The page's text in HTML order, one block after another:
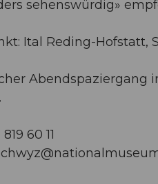
sehenswürdig»
Ital Reding-Hofstatt,
Abendspaziergang
60 11